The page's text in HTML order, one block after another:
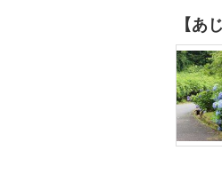
【あ